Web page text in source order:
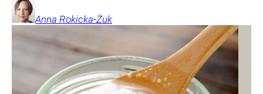
Anna Rokicka-Żuk